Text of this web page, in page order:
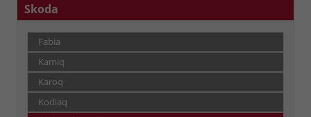
Skoda
Fabia
Kamiq
Karoq
Kodiaq